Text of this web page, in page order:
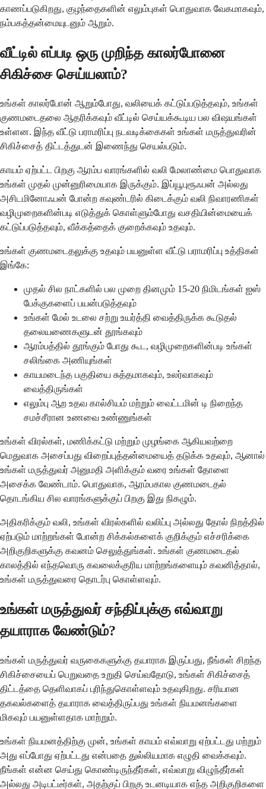
காணப்படுகிறது, குழந்தைகளின் எலும்புகள் பொதுவாக வேகமாகவும்,
நம்பகத்தன்மையுடனும் ஆறும்.
வீட்டில் எப்படி ஒரு முறிந்த காலர்போனை
சிகிச்சை செய்யலாம்?
உங்கள் காலர்போன் ஆறும்போது, வலியைக் கட்டுப்படுத்தவும், உங்கள்
குணமடைதலை ஆதரிக்கவும் வீட்டில் செய்யக்கூடிய பல விஷயங்கள்
உள்ளன. இந்த வீட்டு பராமரிப்பு நடவடிக்கைகள் உங்கள் மருத்துவரின்
சிகிச்சைத் திட்டத்துடன் இணைந்து செயல்படும்.
காயம் ஏற்பட்ட பிறகு ஆரம்ப வாரங்களில் வலி மேலாண்மை பொதுவாக
உங்கள் முதல் முன்னுரிமையாக இருக்கும். இப்யூபுரூஃபன் அல்லது
அசிடமினோஃபன் போன்ற கவுண்டரில் கிடைக்கும் வலி நிவாரணிகள்
வழிமுறைகளின்படி எடுத்துக் கொள்ளும்போது வசதியின்மையைக்
கட்டுப்படுத்தவும், வீக்கத்தைக் குறைக்கவும் உதவும்.
உங்கள் குணமடைதலுக்கு உதவும் பயனுள்ள வீட்டு பராமரிப்பு உத்திகள்
இங்கே:
முதல் சில நாட்களில் பல முறை தினமும் 15-20 நிமிடங்கள் ஐஸ்
பேக்குகளைப் பயன்படுத்தவும்
உங்கள் மேல் உடலை சற்று உயர்த்தி வைத்திருக்க கூடுதல்
தலையணைகளுடன் தூங்கவும்
ஆரம்பத்தில் தூங்கும் போது கூட, வழிமுறைகளின்படி உங்கள்
சலிங்கை அணியுங்கள்
காயமடைந்த பகுதியை சுத்தமாகவும், உலர்வாகவும்
வைத்திருங்கள்
எலும்பு ஆற உதவ கால்சியம் மற்றும் வைட்டமின் டி நிறைந்த
சமச்சீரான உணவை உண்ணுங்கள்
உங்கள் விரல்கள், மணிக்கட்டு மற்றும் முழங்கை ஆகியவற்றை
மெதுவாக அசைப்பது விறைப்புத்தன்மையைத் தடுக்க உதவும், ஆனால்
உங்கள் மருத்துவர் அனுமதி அளிக்கும் வரை உங்கள் தோளை
அசைக்க வேண்டாம். பொதுவாக, ஆரம்பகால குணமடைதல்
தொடங்கிய சில வாரங்களுக்குப் பிறகு இது நிகழும்.
அதிகரிக்கும் வலி, உங்கள் விரல்களில் வலிப்பு அல்லது தோல் நிறத்தில்
ஏற்படும் மாற்றங்கள் போன்ற சிக்கல்களைக் குறிக்கும் எச்சரிக்கை
அறிகுறிகளுக்கு கவனம் செலுத்துங்கள். உங்கள் குணமடைதல்
காலத்தில் எந்தவொரு கவலைக்குரிய மாற்றங்களையும் கவனித்தால்,
உங்கள் மருத்துவரை தொடர்பு கொள்ளவும்.
உங்கள் மருத்துவர் சந்திப்புக்கு எவ்வாறு
தயாராக வேண்டும்?
உங்கள் மருத்துவர் வருகைகளுக்கு தயாராக இருப்பது, நீங்கள் சிறந்த
சிகிச்சையைப் பெறுவதை உறுதி செய்வதோடு, உங்கள் சிகிச்சைத்
திட்டத்தை தெளிவாகப் புரிந்துகொள்ளவும் உதவுகிறது. சரியான
தகவல்களைத் தயாராக வைத்திருப்பது உங்கள் நியமனங்களை
மிகவும் பயனுள்ளதாக மாற்றும்.
உங்கள் நியமனத்திற்கு முன், உங்கள் காயம் எவ்வாறு ஏற்பட்டது மற்றும்
அது எப்போது ஏற்பட்டது என்பதை துல்லியமாக எழுதி வைக்கவும்.
நீங்கள் என்ன செய்து கொண்டிருந்தீர்கள், எவ்வாறு விழுந்தீர்கள்
அல்லது அடிபட்டீர்கள், அதற்குப் பிறகு உடனடியாக எந்த அறிகுறிகளை